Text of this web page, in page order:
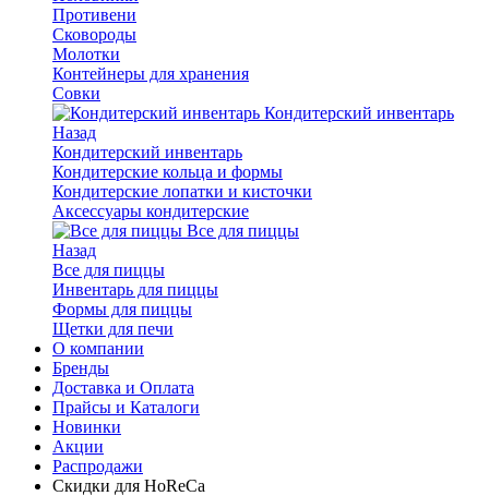
Противени
Сковороды
Молотки
Контейнеры для хранения
Совки
Кондитерский инвентарь
Назад
Кондитерский инвентарь
Кондитерские кольца и формы
Кондитерские лопатки и кисточки
Аксессуары кондитерские
Все для пиццы
Назад
Все для пиццы
Инвентарь для пиццы
Формы для пиццы
Щетки для печи
О компании
Бренды
Доставка и Оплата
Прайсы и Каталоги
Новинки
Акции
Распродажи
Скидки для HoReCa